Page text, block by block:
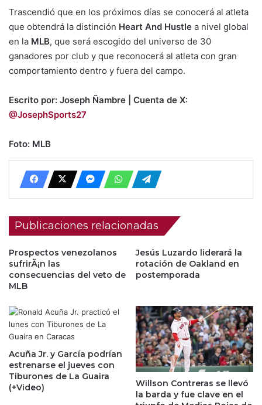
Trascendió que en los próximos días se conocerá al atleta
que obtendrá la distinción Heart And Hustle a nivel global
en la MLB, que será escogido del universo de 30
ganadores por club y que reconocerá al atleta con gran
comportamiento dentro y fuera del campo.
Escrito por: Joseph Ñambre | Cuenta de X:
@JosephSports27
Foto: MLB
Publicaciones relacionadas
Prospectos venezolanos
sufrirÃ¡n las
consecuencias del veto de
MLB
Jesús Luzardo liderará la
rotación de Oakland en
postemporada
Acuña Jr. y García podrían
estrenarse el jueves con
Tiburones de La Guaira
(+Video)
Willson Contreras se llevó
la barda y fue clave en el